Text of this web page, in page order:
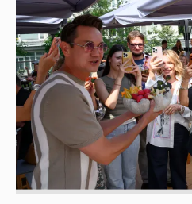
Анастасия
Оксана Русланова и
фестиваля «Баланс
рассматриваем